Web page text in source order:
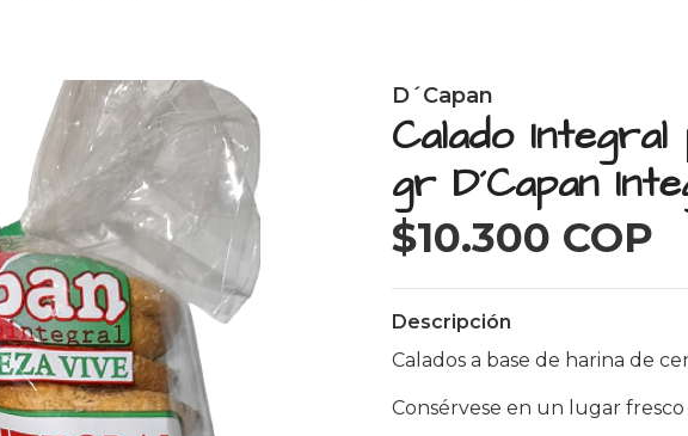
D´Capan
Calado
gr D´Capan
$10.300 COP
Descripción
Calados a base de harina de
Consérvese en un lugar